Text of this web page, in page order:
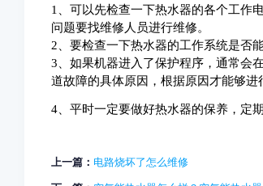
1、可以先检查一下热水器的各个工作
问题要找维修人员进行维修。
2、要检查一下热水器的工作系统是否
3、如果机器进入了保护程序，通常会
道故障的具体原因，根据原因才能够
4、平时一定要做好热水器的保养，定
上一篇： 电路烧坏了怎么维修